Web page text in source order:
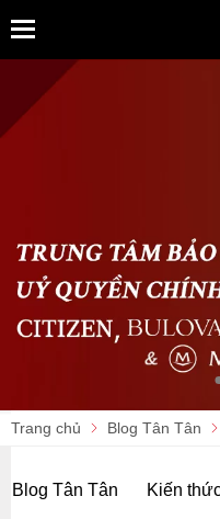
Trang chủ Blog Tân Tân
Blog Tân Tân Kiến